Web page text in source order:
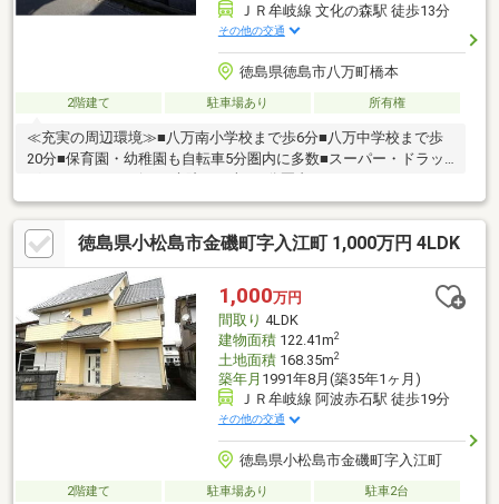
ＪＲ牟岐線 文化の森駅 徒歩13分
その他の交通
徳島県徳島市八万町橋本
2階建て 駐車場あり 所有権
≪充実の周辺環境≫■八万南小学校まで歩6分■八万中学校まで歩
20分■保育園・幼稚園も自転車5分圏内に多数■スーパー・ドラッ
グストア・コンビニ・病院まで車で5分圏内
徳島県小松島市金磯町字入江町 1,000万円 4LDK
1,000万円
間取り 4LDK
建物面積122.41m2
土地面積168.35m2
築年月 1991年8月(築35年1ヶ月)
ＪＲ牟岐線 阿波赤石駅 徒歩19分
その他の交通
徳島県小松島市金磯町字入江町
2階建て 駐車場あり 駐車2台